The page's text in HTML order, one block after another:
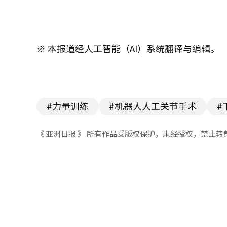
※ 本报道经人工智能（AI）系统翻译与编辑。
#力量训练 #机器人人工关节手术 #
《 亚洲日报 》 所有作品受版权保护，未经授权，禁止转